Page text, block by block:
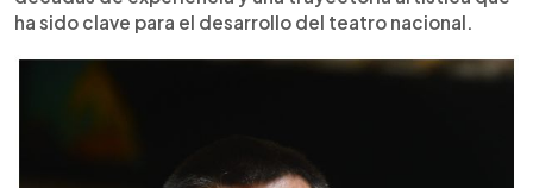
ha sido clave para el desarrollo del teatro nacional.